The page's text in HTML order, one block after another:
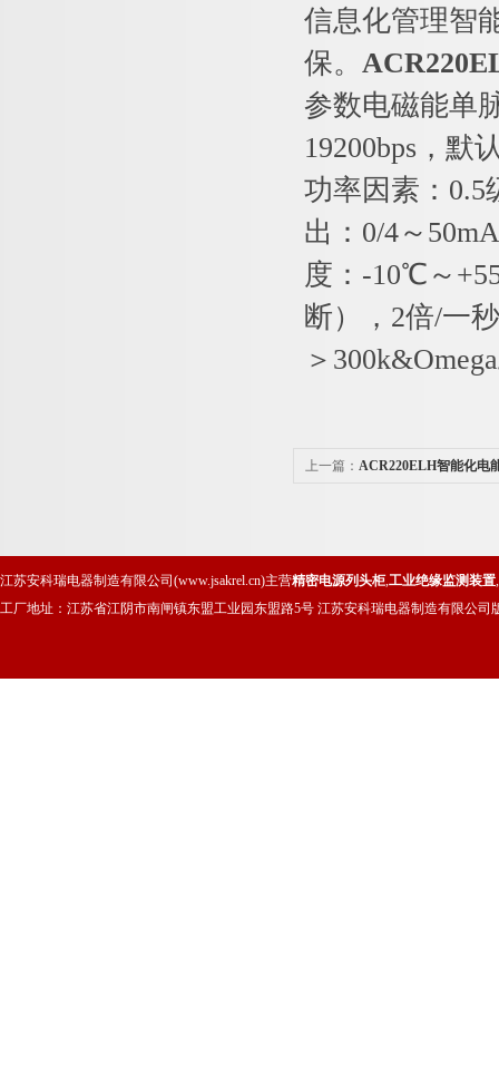
信息化管理智
保。
参数电磁能单
19200bps，默
功率因素：0.5
出：0/4～
度：-10℃～
断），2倍/一
＞
上一篇： ACR220ELH智能化电
江苏安科瑞电器制造有限公司(www.jsakrel.cn)主营精密电源列头柜,工业绝缘监测装置,
工厂地址：江苏省江阴市南闸镇东盟工业园东盟路5号 江苏安科瑞电器制造有限公司